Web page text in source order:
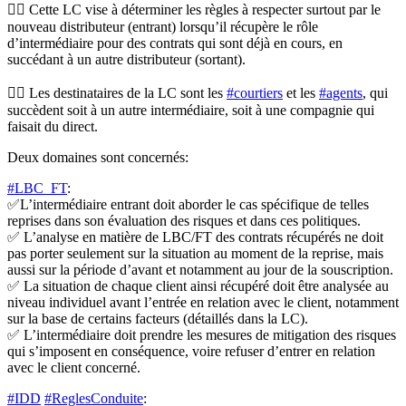
👉🏻 Cette LC vise à déterminer les règles à respecter surtout par le
nouveau distributeur (entrant) lorsqu’il récupère le rôle
d’intermédiaire pour des contrats qui sont déjà en cours, en
succédant à un autre distributeur (sortant).
👉🏻 Les destinataires de la LC sont les #courtiers et les #agents, qui
succèdent soit à un autre intermédiaire, soit à une compagnie qui
faisait du direct.
Deux domaines sont concernés:
#LBC_FT:
✅L’intermédiaire entrant doit aborder le cas spécifique de telles
reprises dans son évaluation des risques et dans ces politiques.
✅ L’analyse en matière de LBC/FT des contrats récupérés ne doit
pas porter seulement sur la situation au moment de la reprise, mais
aussi sur la période d’avant et notamment au jour de la souscription.
✅ La situation de chaque client ainsi récupéré doit être analysée au
niveau individuel avant l’entrée en relation avec le client, notamment
sur la base de certains facteurs (détaillés dans la LC).
✅ L’intermédiaire doit prendre les mesures de mitigation des risques
qui s’imposent en conséquence, voire refuser d’entrer en relation
avec le client concerné.
#IDD #ReglesConduite: